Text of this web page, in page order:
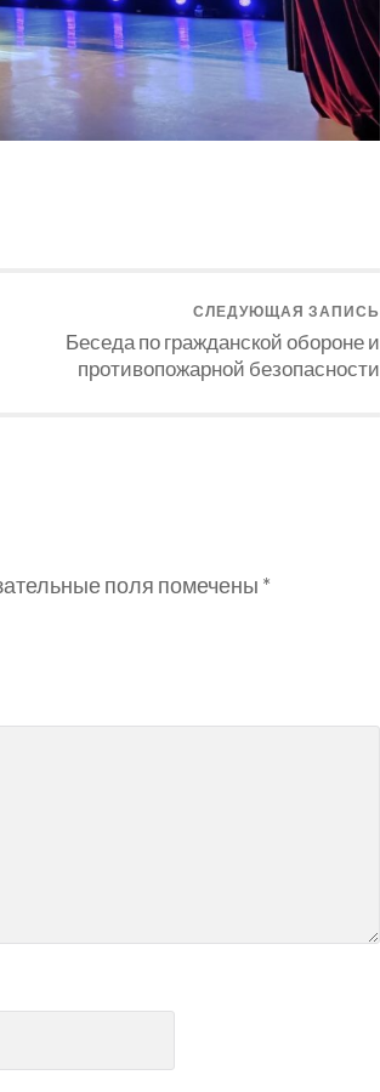
СЛЕДУЮЩАЯ ЗАПИСЬ
Беседа по гражданской обороне и
противопожарной безопасности
поля помечены *